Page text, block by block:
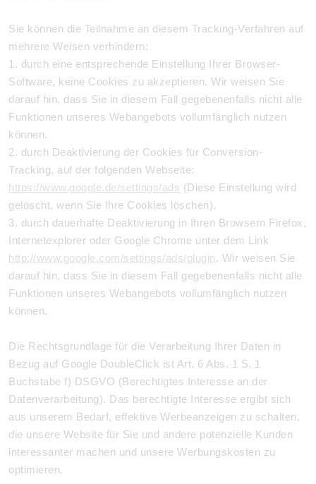
Sie können die Teilnahme an diesem Tracking-Verfahren auf
mehrere Weisen verhindern:
1. durch eine entsprechende Einstellung Ihrer Browser-
Software, keine Cookies zu akzeptieren. Wir weisen Sie
darauf hin, dass Sie in diesem Fall gegebenenfalls nicht alle
Funktionen unseres Webangebots vollumfänglich nutzen
können.
2. durch Deaktivierung der Cookies für Conversion-
Tracking, auf der folgenden Webseite:
https://www.google.de/settings/ads (Diese Einstellung wird
gelöscht, wenn Sie Ihre Cookies löschen).
3. durch dauerhafte Deaktivierung in Ihren Browsern Firefox,
Internetexplorer oder Google Chrome unter dem Link
http://www.google.com/settings/ads/plugin. Wir weisen Sie
darauf hin, dass Sie in diesem Fall gegebenenfalls nicht alle
Funktionen unseres Webangebots vollumfänglich nutzen
können.
Die Rechtsgrundlage für die Verarbeitung Ihrer Daten in
Bezug auf Google DoubleClick ist Art. 6 Abs. 1 S. 1
Buchstabe f) DSGVO (Berechtigtes Interesse an der
Datenverarbeitung). Das berechtigte Interesse ergibt sich
aus unserem Bedarf, effektive Werbeanzeigen zu schalten,
die unsere Website für Sie und andere potenzielle Kunden
interessanter machen und unsere Werbungskosten zu
optimieren.